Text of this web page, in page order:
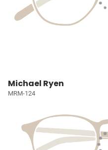
Michael Ryen
MRM-124